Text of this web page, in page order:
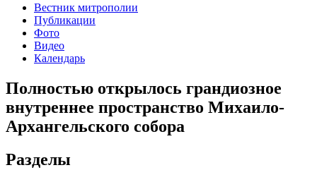
Вестник митрополии
Публикации
Фото
Видео
Календарь
Полностью открылось грандиозное
внутреннее пространство Михаило-
Архангельского собора
Разделы